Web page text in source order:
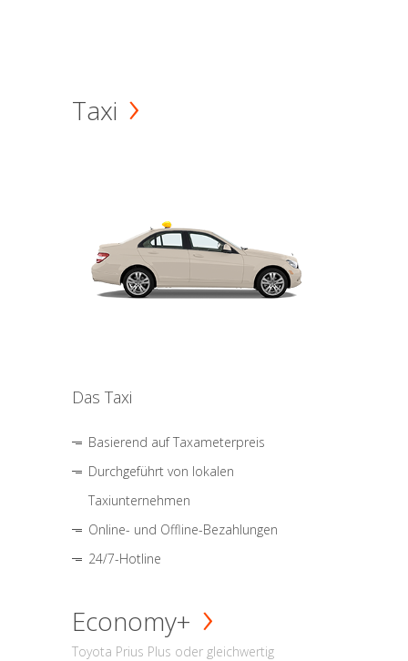
Taxi
Das Taxi
Basierend auf Taxameterpreis
Durchgeführt von lokalen
Taxiunternehmen
Online- und Offline-Bezahlungen
24/7-Hotline
Economy+
Toyota Prius Plus oder gleichwertig